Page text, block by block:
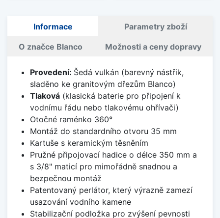
Informace Parametry zboží
O značce Blanco Možnosti a ceny dopravy
Provedení: Šedá vulkán (barevný nástřik,
sladěno ke granitovým dřezům Blanco)
Tlaková(klasická baterie pro připojení k
vodnímu řádu nebo tlakovému ohřívači)
Otočné raménko 360°
Montáž do standardního otvoru 35 mm
Kartuše s keramickým těsněním
Pružné připojovací hadice o délce 350 mm a
s 3/8" maticí pro mimořádně snadnou a
bezpečnou montáž
Patentovaný perlátor, který výrazně zamezí
usazování vodního kamene
Stabilizační podložka pro zvýšení pevnosti